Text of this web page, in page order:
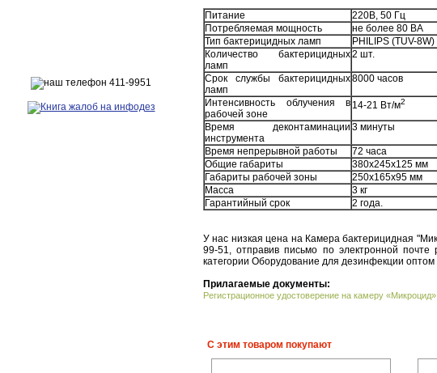
Питание
220В, 50 Гц
Потребляемая мощность
не более 80 ВА
Тип бактерицидных ламп
PHILIPS (TUV-8W)
Количество бактерицидных
ламп
2 шт.
Срок службы бактерицидных
ламп
8000 часов
Интенсивность облучения в
рабочей зоне
14-21 Вт/м2
Время деконтаминации
инструмента
3 минуты
Время непрерывной работы
72 часа
Общие габариты
380х245х125 мм
Габариты рабочей зоны
250х165х95 мм
Масса
3 кг
Гарантийный срок
2 года.
У нас низкая цена на Камера бактерицидная
99-51, отправив письмо по электронной
категории Оборудование для дезинфекции
Прилагаемые документы:
Регистрационное удостоверение на камеру
С этим товаром покупают